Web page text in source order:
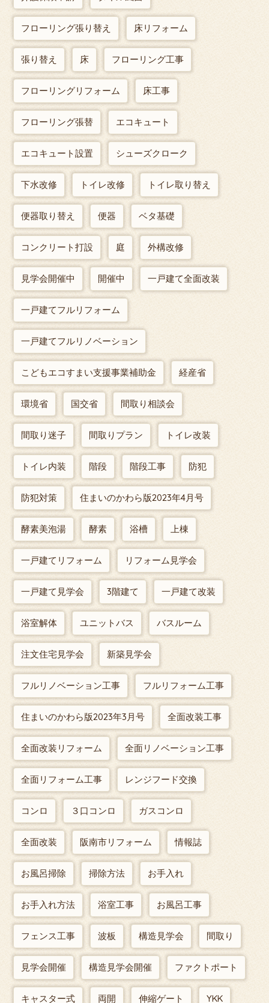
フローリング張り替え 床リフォーム
張り替え 床 フローリング工事
フローリングリフォーム 床工事
フローリング張替 エコキュート
エコキュート設置 シューズクローク
下水改修 トイレ改修 トイレ取り替え
便器取り替え 便器 ベタ基礎
コンクリート打設 庭 外構改修
見学会開催中 開催中 一戸建て全面改装
一戸建てフルリフォーム
一戸建てフルリノベーション
こどもエコすまい支援事業補助金 経産省
環境省 国交省 間取り相談会
間取り迷子 間取りプラン トイレ改装
トイレ内装 階段 階段工事 防犯
防犯対策 住まいのかわら版2023年4月号
酵素美泡湯 酵素 浴槽 上棟
一戸建てリフォーム リフォーム見学会
一戸建て見学会 3階建て 一戸建て改装
浴室解体 ユニットバス バスルーム
注文住宅見学会 新築見学会
フルリノベーション工事 フルリフォーム工事
住まいのかわら版2023年3月号 全面改装工事
全面改装リフォーム 全面リノベーション工事
全面リフォーム工事 レンジフード交換
コンロ ３口コンロ ガスコンロ
全面改装 阪南市リフォーム 情報誌
お風呂掃除 掃除方法 お手入れ
お手入れ方法 浴室工事 お風呂工事
フェンス工事 波板 構造見学会 間取り
見学会開催 構造見学会開催 ファクトポート
キャスター式 両開 伸縮ゲート YKK